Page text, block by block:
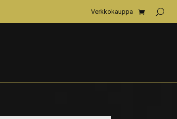
Verkkokauppa